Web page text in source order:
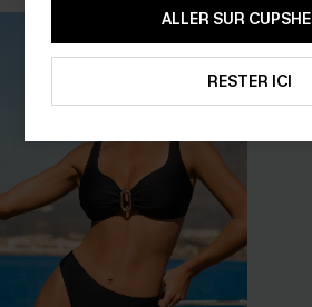
ALLER SUR
RESTER ICI